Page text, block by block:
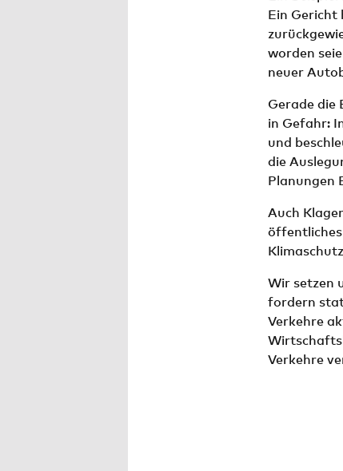
Ein Gericht
worden
neuer
Gerade die
in Gefahr:
und
die
Planungen
Auch
Wir setzen
fordern
Verkehre
Verkehre